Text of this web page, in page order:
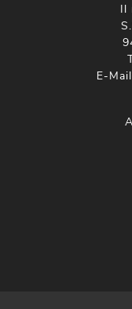
Il
E-